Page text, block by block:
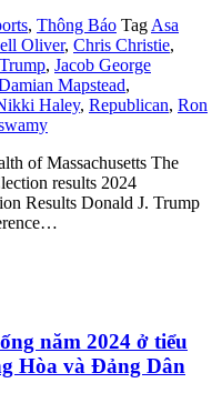
, Thông Báo Tag Asa
Oliver, Chris Christie,
, Jacob George
Mapstead,
Haley, Republican, Ron
of Massachusetts The
results 2024
Results Donald J. Trump
năm 2024 ở tiểu
Hòa và Đảng Dân